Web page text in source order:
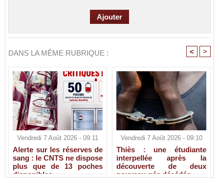
DANS LA MÊME RUBRIQUE : < >
Vendredi 7 Août 2026 - 09:11
Alerte sur les réserves de
sang : le CNTS ne dispose
plus que de 13 poches
disponibles
Vendredi 7 Août 2026 - 09:10
Thiès : une étudiante
interpellée après la
découverte de deux
nouveau-nés décédés